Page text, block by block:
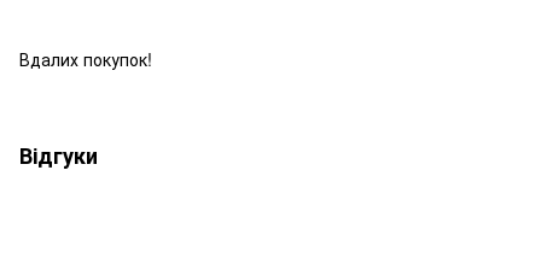
Вдалих покупок!
Відгуки